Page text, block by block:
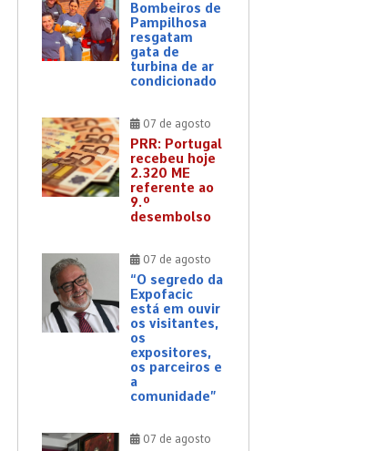
Bombeiros de
Pampilhosa
resgatam
gata de
turbina de ar
condicionado
07 de agosto
PRR: Portugal
recebeu hoje
2.320 ME
referente ao
9.º
desembolso
07 de agosto
“O segredo da
Expofacic
está em ouvir
os visitantes,
os
expositores,
os parceiros e
a
comunidade”
07 de agosto